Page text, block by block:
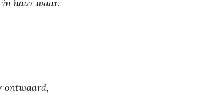
in haar waar.
ontwaard,